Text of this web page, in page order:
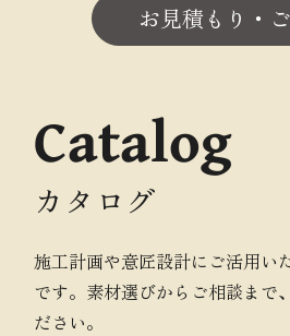
お見積もり・
Catalog
カタログ
施工計画や意匠設計にご活用い
です。素材選びからご相談まで
ださい。